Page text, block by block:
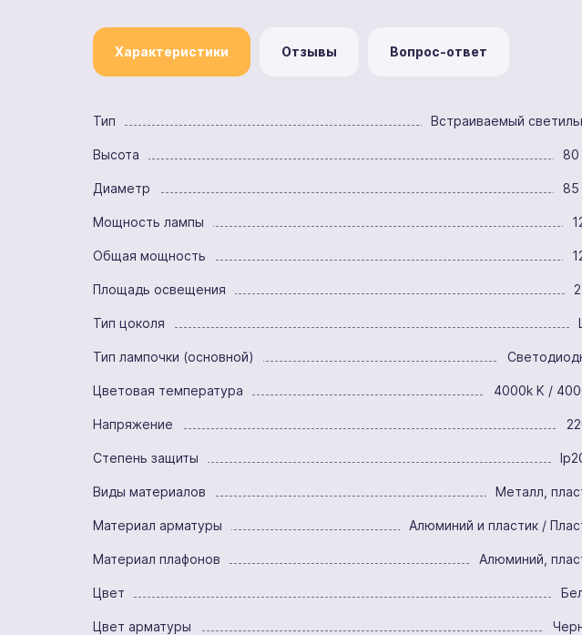
Характеристики Отзывы Вопрос-ответ
Тип Встраиваемый
Высота
Диаметр
Мощность лампы
Общая мощность
Площадь освещения
Тип цоколя
Тип лампочки (основной)
Цветовая температура 4000k K /
Напряжение
Степень защиты
Виды материалов Металл,
Материал арматуры Алюминий и пластик /
Материал плафонов Алюминий,
Цвет
Цвет арматуры